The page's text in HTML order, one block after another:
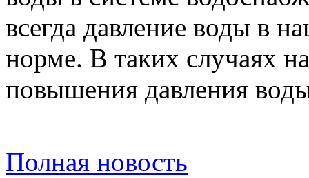
всегда давление воды в
норме. В таких случаях
повышения давления
Полная новость